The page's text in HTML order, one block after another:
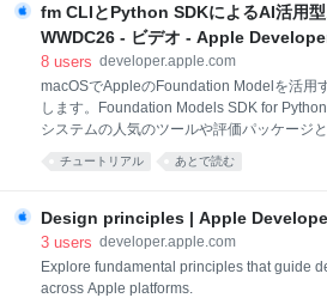
scripting, automate model workflows, and
your development process. Chapters 0:00 -
Introduction 1:22 - Introdu
fm CLIとPython SDKによるAI活用
WWDC26 - ビデオ - Apple
8 users developer.apple.com
macOSでAppleのFoundation Modelを活用
します。Foundation Models SDK for
システムの人気のツールや評価パッケージ
で導入された新しいfmコマンドを使用して
モデルワークフローの自動化、開発プロセ
CLI and Python SDK 3:23 - Command line
structured output 6:11 - Automating file
Python SDK 9
チュートリアル あとで読む
Design principles | Apple
3 users developer.apple.com
Explore fundamental principles that guide
across Apple platforms.